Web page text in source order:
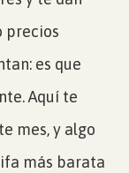
precios
es que
Aquí te
mes, y algo
más barata